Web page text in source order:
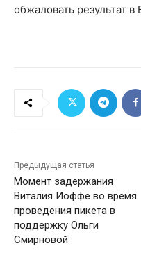
обжаловать результат
Предыдущая статья
Момент задержания
Виталия Иоффе во время
проведения пикета в
поддержку Ольги
Смирновой